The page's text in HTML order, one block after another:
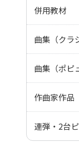
併用教材
曲集（クラ
曲集（ポピ
作曲家作品
連弾・2台